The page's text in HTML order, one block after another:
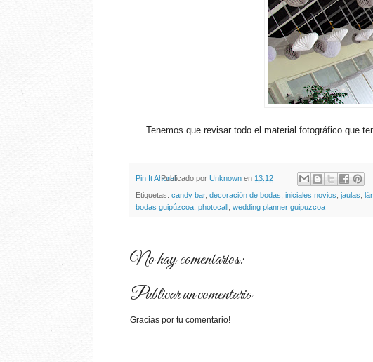
Tenemos que revisar todo el material fotográfico que
Pin It Ahora!Publicado por Unknown en 13:12
Etiquetas: candy bar, decoración de bodas iniciales novios jaulas
bodas guipúzcoa photocall wedding planner guipuzcoa
No hay comentarios:
Publicar un comentario
Gracias por tu comentario!